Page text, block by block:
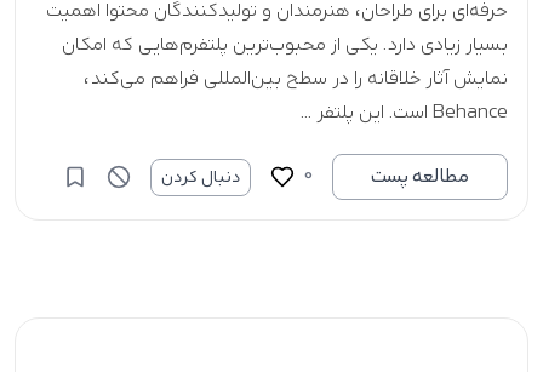
حرفه‌ای برای طراحان، هنرمندان و تولیدکنندگان محتوا اهمیت
بسیار زیادی دارد. یکی از محبوب‌ترین پلتفرم‌هایی که امکان
نمایش آثار خلاقانه را در سطح بین‌المللی فراهم می‌کند،
Behance است. این پلتفر ...
مطالعه پست
0 دنبال کردن